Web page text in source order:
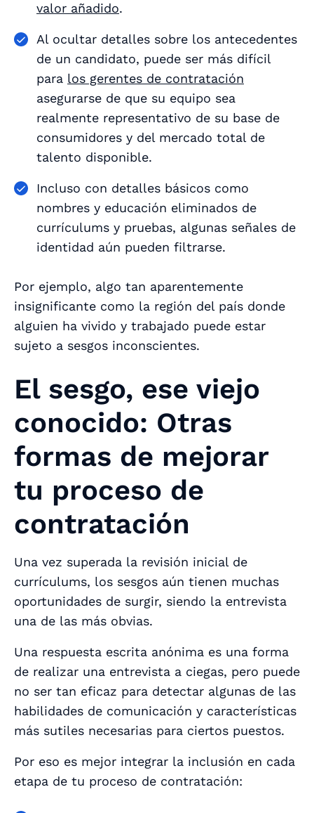
valor añadido.
Al ocultar detalles sobre los antecedentes
de un candidato, puede ser más difícil
para los gerentes de contratación
asegurarse de que su equipo sea
realmente representativo de su base de
consumidores y del mercado total de
talento disponible.
Incluso con detalles básicos como
nombres y educación eliminados de
currículums y pruebas, algunas señales de
identidad aún pueden filtrarse.
Por ejemplo, algo tan aparentemente
insignificante como la región del país donde
alguien ha vivido y trabajado puede estar
sujeto a sesgos inconscientes.
El sesgo, ese viejo
conocido: Otras
formas de mejorar
tu proceso de
contratación
Una vez superada la revisión inicial de
currículums, los sesgos aún tienen muchas
oportunidades de surgir, siendo la entrevista
una de las más obvias.
Una respuesta escrita anónima es una forma
de realizar una entrevista a ciegas, pero puede
no ser tan eficaz para detectar algunas de las
habilidades de comunicación y características
más sutiles necesarias para ciertos puestos.
Por eso es mejor integrar la inclusión en cada
etapa de tu proceso de contratación: